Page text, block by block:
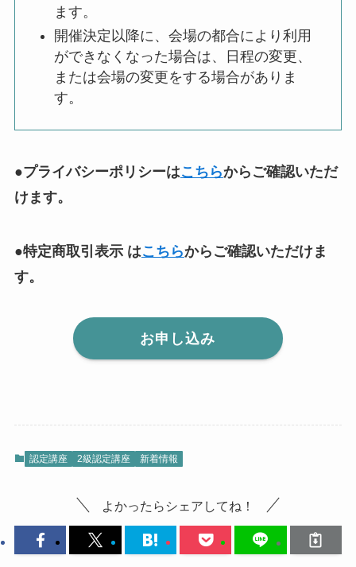
ます。
開催決定以降に、会場の都合により利用
ができなくなった場合は、日程の変更、
または会場の変更をする場合がありま
す。
●プライバシーポリシーはこちらからご確認いただ
けます。
●特定商取引表示 はこちらからご確認いただけま
す。
お申し込み
認定講座 2級認定講座 新着情報
よかったらシェアしてね！